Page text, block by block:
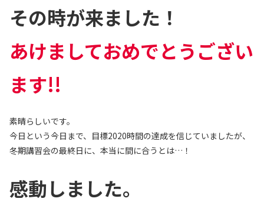
その時が来ました！
あけましておめでとうござい
ます!!
素晴らしいです。
今日という今日まで、目標2020時間の達成を信じていましたが、
冬期講習会の最終日に、本当に間に合うとは…！
感動しました。